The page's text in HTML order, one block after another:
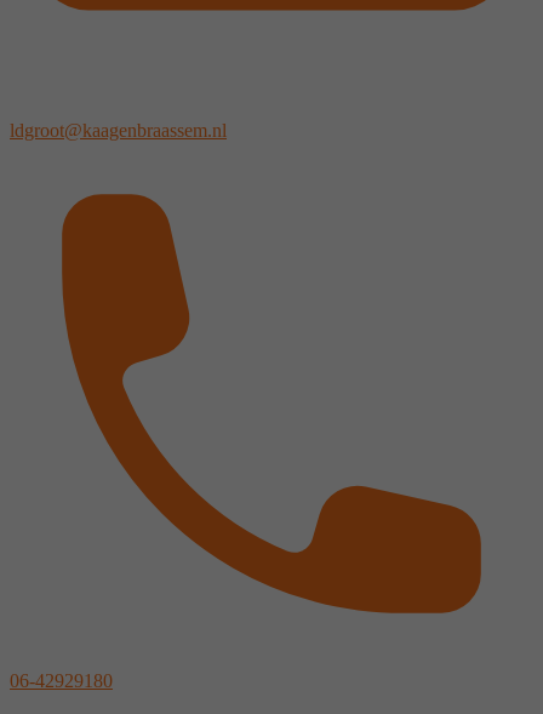
ldgroot@kaagenbraassem.nl
06-42929180